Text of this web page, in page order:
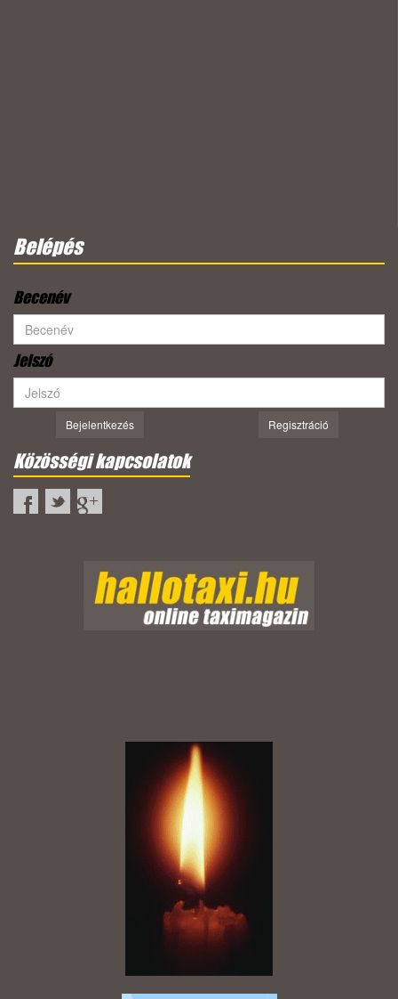
Belépés
Becenév
Jelszó
Bejelentkezés Regisztráció
Közösségi kapcsolatok